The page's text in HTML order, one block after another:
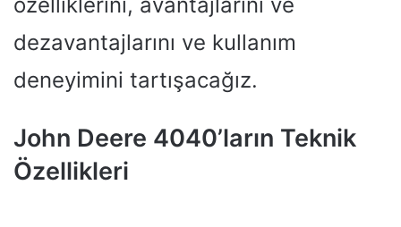
dezavantajlarını ve kullanım
deneyimini tartışacağız.
John Deere 4040’ların Teknik
Özellikleri